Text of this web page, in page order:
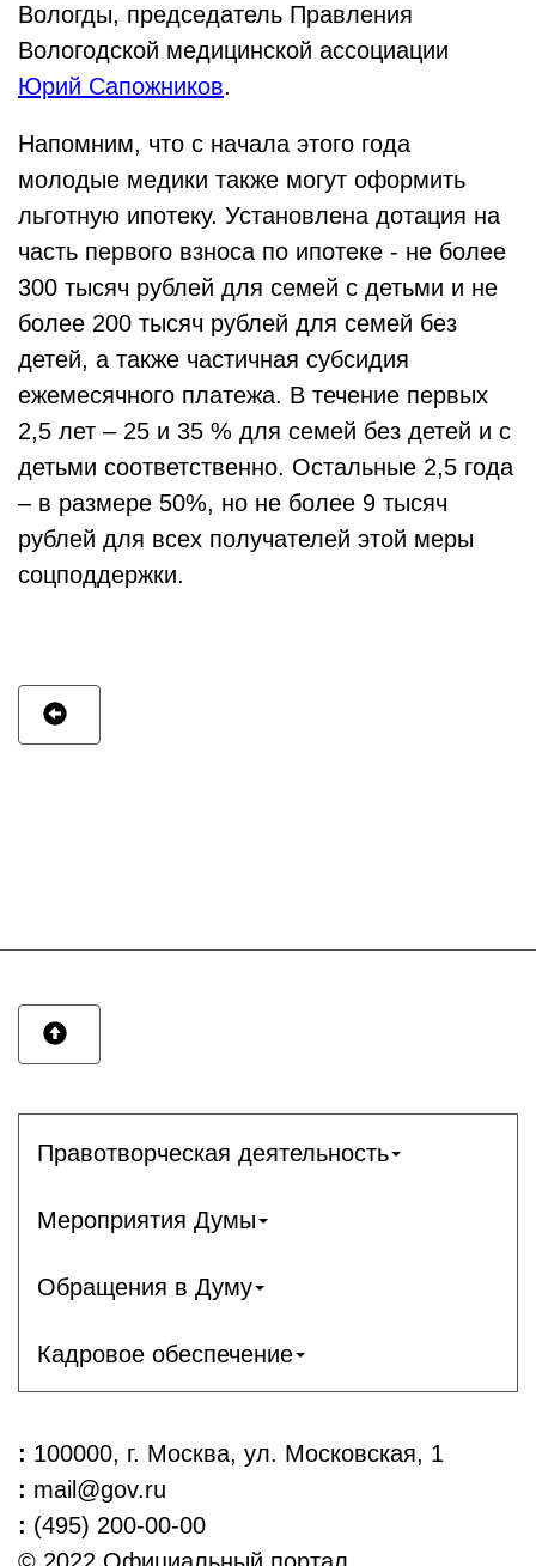
Вологды, председатель Правления
Вологодской медицинской ассоциации
Юрий Сапожников.
Напомним, что с начала этого года
молодые медики также могут оформить
льготную ипотеку. Установлена дотация на
часть первого взноса по ипотеке - не более
300 тысяч рублей для семей с детьми и не
более 200 тысяч рублей для семей без
детей, а также частичная субсидия
ежемесячного платежа. В течение первых
2,5 лет – 25 и 35 % для семей без детей и с
детьми соответственно. Остальные 2,5 года
– в размере 50%, но не более 9 тысяч
рублей для всех получателей этой меры
соцподдержки.
Правотворческая деятельность
Мероприятия Думы
Обращения в Думу
Кадровое обеспечение
: 100000, г. Москва, ул. Московская, 1
: mail@gov.ru
: (495) 200-00-00